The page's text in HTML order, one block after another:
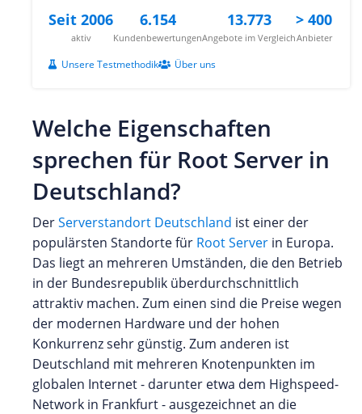
Seit 2006
aktiv
6.154
Kundenbewertungen
13.773
Angebote im Vergleich
> 400
Anbieter
Unsere Testmethodik Über uns
Welche Eigenschaften
sprechen für Root Server in
Deutschland?
DerServerstandort Deutschland ist einer der
populärsten Standorte für Root Server in Europa.
Das liegt an mehreren Umständen, die den Betrieb
in der Bundesrepublik überdurchschnittlich
attraktiv machen. Zum einen sind die Preise wegen
der modernen Hardware und der hohen
Konkurrenz sehr günstig. Zum anderen ist
Deutschland mit mehreren Knotenpunkten im
globalen Internet - darunter etwa dem Highspeed-
Network in Frankfurt - ausgezeichnet an die